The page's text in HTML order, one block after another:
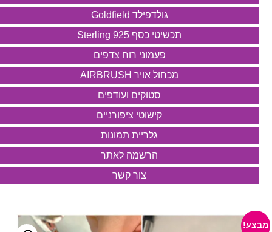
גולדפילד Goldfield
תכשיטי כסף 925 Sterling
פעמוני רוח צדפים
מכחול אויר AIRBRUSH
סטוקים ועודפים
קישוטי ציפורניים
גלריית תמונות
הרשמה לאתר
צור קשר
מבצע!